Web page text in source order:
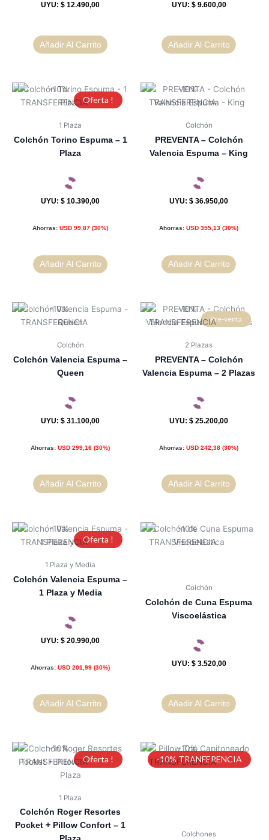
UYU: $ 12.490,00
Añadir Al Carrito
UYU: $ 9.600,00
Añadir Al Carrito
Oferta !
1 Plaza
Colchón Torino Espuma – 1
Plaza
UYU: $ 10.390,00
Ahorras: USD 99,87 (30%)
Añadir Al Carrito
Colchón
PREVENTA – Colchón
Valencia Espuma – King
UYU: $ 36.950,00
Ahorras: USD 355,13 (30%)
Añadir Al Carrito
Colchón
Colchón Valencia Espuma –
Queen
UYU: $ 31.100,00
Ahorras: USD 299,16 (30%)
Añadir Al Carrito
Pre-venta
2 Plazas
PREVENTA – Colchón
Valencia Espuma – 2 Plazas
UYU: $ 25.200,00
Ahorras: USD 242,38 (30%)
Añadir Al Carrito
Oferta !
1 Plaza y Media
Colchón Valencia Espuma –
1 Plaza y Media
UYU: $ 20.990,00
Ahorras: USD 201,99 (30%)
Añadir Al Carrito
Colchón
Colchón de Cuna Espuma
Viscoelástica
UYU: $ 3.520,00
Añadir Al Carrito
Oferta !
1 Plaza
Colchón Roger Resortes
Pocket + Pillow Confort – 1
-10% TRANFERENCIA
Colchones